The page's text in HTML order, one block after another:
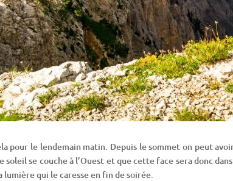
pour le lendemain matin. Depuis le sommet on peut
se couche à l’Ouest et que cette face sera donc
qui le caresse en fin de soirée.